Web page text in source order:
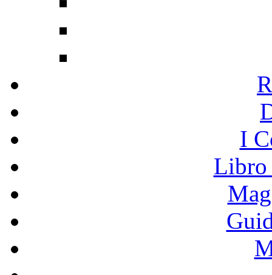
I
Libro